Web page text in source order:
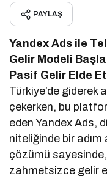
PAYLAŞ
Yandex Ads ile
Gelir Modeli
Pasif Gelir Elde
Türkiye’de giderek
çekerken, bu
eden Yandex Ads,
niteliğinde bir adım
çözümü
zahmetsizce gelir